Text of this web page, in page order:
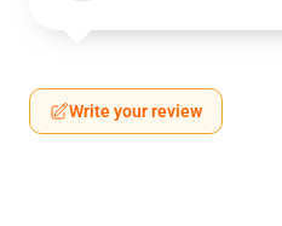
Write your review